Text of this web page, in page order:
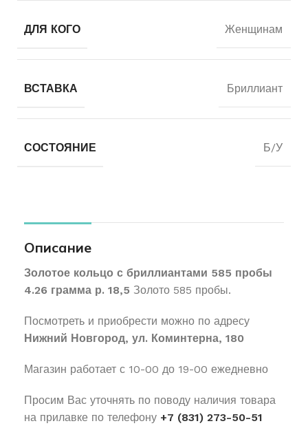
ДЛЯ КОГО Женщинам
ВСТАВКА Бриллиант
СОСТОЯНИЕ Б/У
Описание
Золотое кольцо с бриллиантами 585 пробы
4.26 грамма р. 18,5 Золото 585 пробы.
Посмотреть и приобрести можно по адресу
Нижний Новгород, ул. Коминтерна, 180
Магазин работает с 10-00 до 19-00 ежедневно
Просим Вас уточнять по поводу наличия товара
на прилавке по телефону +7 (831) 273-50-51